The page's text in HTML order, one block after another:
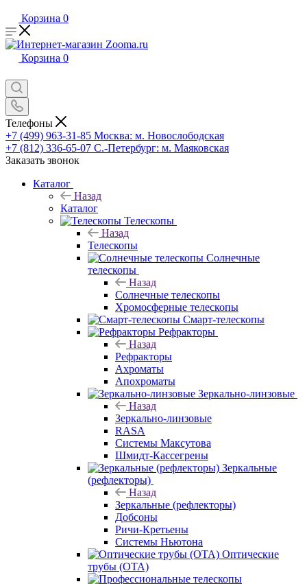
Корзина 0
Корзина 0
Телефоны
+7 (499) 963-31-85 Москва: м. Новослободская
+7 (812) 336-65-07 С.-Петербург: м. Маяковская
Заказать звонок
Каталог
Назад
Каталог
Телескопы
Назад
Телескопы
Солнечные
телескопы
Назад
Солнечные телескопы
Хромосферные телескопы
Смарт-телескопы
Рефракторы
Назад
Рефракторы
Ахроматы
Апохроматы
Зеркально-линзовые
Назад
Зеркально-линзовые
RASA
Системы Максутова
Шмидт-Кассегрены
Зеркальные
(рефлекторы)
Назад
Зеркальные (рефлекторы)
Добсоны
Ричи-Кретьены
Системы Ньютона
Оптические
трубы (OTA)